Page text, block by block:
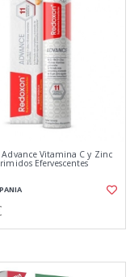
Vitamina C y Zinc
Efervescentes